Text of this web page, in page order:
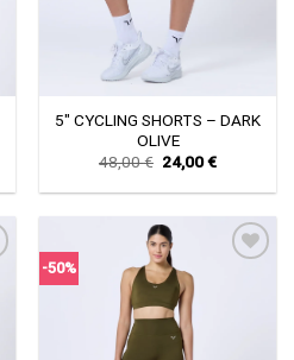
5″ CYCLING SHORTS – DARK
OLIVE
48,00€ Original
price
was:
24,00€Current
is:
-50%